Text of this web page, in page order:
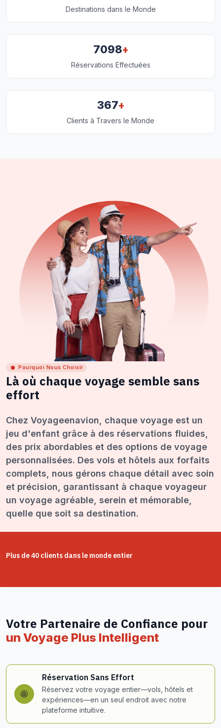
Destinations dans le Monde
7098+
Réservations Effectuées
367+
Clients à Travers le Monde
Pourquoi Nous Choisir
Là où chaque voyage semble sans
effort
Chez Voyageenavion, chaque voyage est un
jeu d'enfant grâce à des réservations fluides,
des prix abordables et des options de voyage
personnalisées. Des vols et hôtels aux forfaits
complets, nous gérons chaque détail avec soin
et précision, garantissant à chaque voyageur
un voyage agréable, serein et mémorable,
quelle que soit sa destination.
Plus de 40 clients dans le monde entier
Votre Partenaire de Confiance pour
un Voyage Plus Intelligent
Réservation Sans Effort
Réservez votre voyage entier—vols, hôtels et
expériences—en un seul endroit avec notre
plateforme intuitive.